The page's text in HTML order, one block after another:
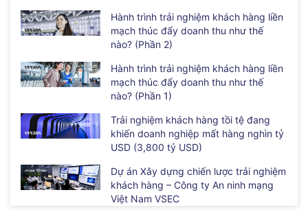
Hành trình trải nghiệm khách hàng liền
mạch thúc đẩy doanh thu như thế
nào? (Phần 2)
Hành trình trải nghiệm khách hàng liền
mạch thúc đẩy doanh thu như thế
nào? (Phần 1)
Trải nghiệm khách hàng tồi tệ đang
khiến doanh nghiệp mất hàng nghìn tỷ
USD (3,800 tỷ USD)
Dự án Xây dựng chiến lược trải nghiệm
khách hàng – Công ty An ninh mạng
Việt Nam VSEC